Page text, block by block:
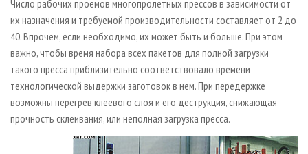
Число рабочих проемов многопролетных прессов в зависимости от
их назначения и требуемой производительности составляет от 2 до
40. Впрочем, если необходимо, их может быть и больше. При этом
важно, чтобы время набора всех пакетов для полной загрузки
такого пресса приблизительно соответствовало времени
технологической выдержки заготовок в нем. При передержке
возможны перегрев клеевого слоя и его деструкция, снижающая
прочность склеивания, или неполная загрузка пресса.